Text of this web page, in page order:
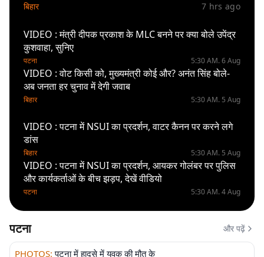
बिहार 7 hrs ago
VIDEO : मंत्री दीपक प्रकाश के MLC बनने पर क्या बोले उपेंद्र
कुशवाहा, सुनिए
पटना 5:30 AM. 6 Aug
VIDEO : वोट किसी को, मुख्यमंत्री कोई और? अनंत सिंह बोले-
अब जनता हर चुनाव में देगी जवाब
बिहार 5:30 AM. 5 Aug
VIDEO : पटना में NSUI का प्रदर्शन, वाटर कैनन पर करने लगे
डांस
बिहार 5:30 AM. 5 Aug
VIDEO : पटना में NSUI का प्रदर्शन, आयकर गोलंबर पर पुलिस
और कार्यकर्ताओं के बीच झड़प, देखें वीडियो
पटना 5:30 AM. 4 Aug
पटना और पढ़ें
PHOTOS: पटना में हादसे में युवक की मौत के